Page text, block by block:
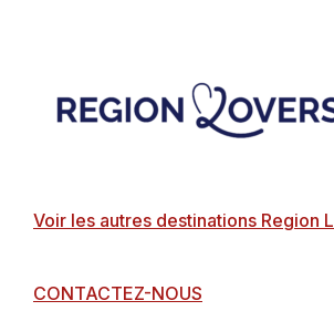
Voir les autres destinations Region
CONTACTEZ-NOUS